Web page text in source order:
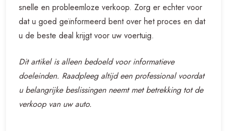
snelle en probleemloze verkoop. Zorg er echter voor
dat u goed geïnformeerd bent over het proces en dat
u de beste deal krijgt voor uw voertuig.
Dit artikel is alleen bedoeld voor informatieve
doeleinden. Raadpleeg altijd een professional voordat
u belangrijke beslissingen neemt met betrekking tot de
verkoop van uw auto.